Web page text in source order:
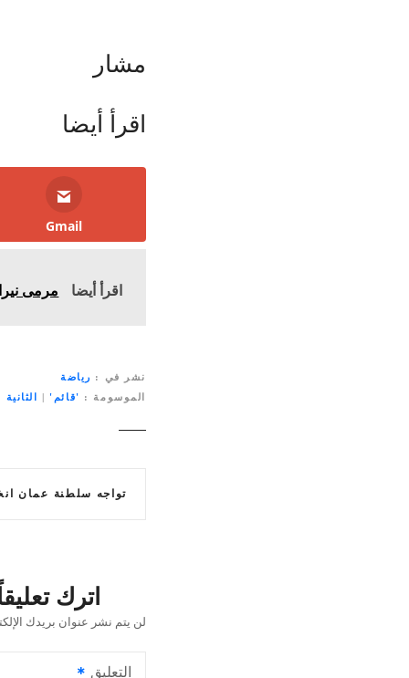
مشار
اقرأ أيضا
Gmail
اقرأ أيضا مرمى
نشر في
رياضة
الموسومة
'قائم' | الثانية |
ا
تواجه سلطنة عمان انخفاضاً مقلقاً
اترك
لن يتم نشر عنوان بريدك
التعليق